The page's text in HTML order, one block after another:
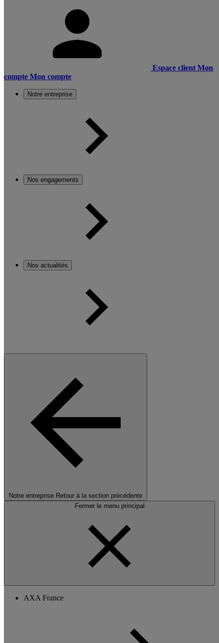
Espace client Mon
compte Mon compte
Notre entreprise
Nos engagements
Nos actualités
Notre entreprise Retour à la section précédente
Fermer le menu principal
AXA France